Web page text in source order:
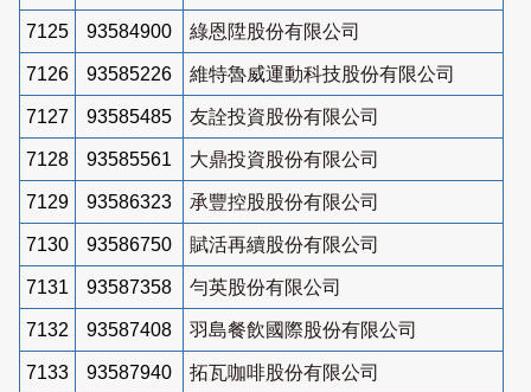
7125 93584900 綠恩陞股份有限公司
7126 93585226 維特魯威運動科技股份有限公司
7127 93585485 友詮投資股份有限公司
7128 93585561 大鼎投資股份有限公司
7129 93586323 承豐控股股份有限公司
7130 93586750 賦活再續股份有限公司
7131 93587358 勻英股份有限公司
7132 93587408 羽島餐飲國際股份有限公司
7133 93587940 拓瓦咖啡股份有限公司